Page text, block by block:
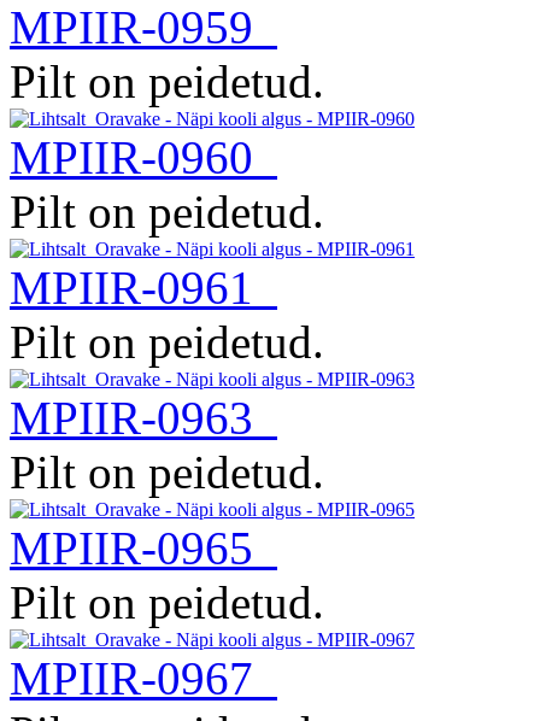
MPIIR-0959
Pilt on peidetud.
MPIIR-0960
Pilt on peidetud.
MPIIR-0961
Pilt on peidetud.
MPIIR-0963
Pilt on peidetud.
MPIIR-0965
Pilt on peidetud.
MPIIR-0967